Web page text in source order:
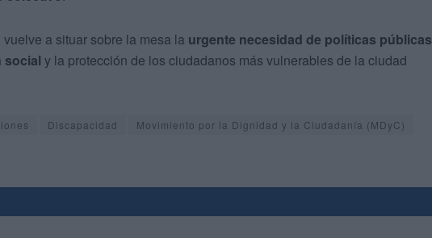
a situar sobre la mesa la urgente necesidad de políticas públicas
social y la protección de los ciudadanos más vulnerables de la ciudad
Discapacidad
Movimiento por la Dignidad y la Ciudadanía (MDyC)